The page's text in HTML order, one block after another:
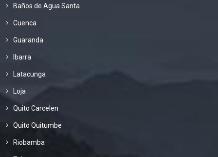
Baños de Agua Santa
Cuenca
Guaranda
Ibarra
Latacunga
Loja
Quito Carcelen
Quito Quitumbe
Riobamba